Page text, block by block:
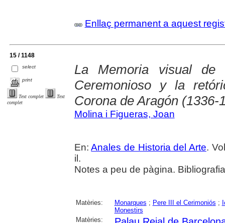
Enllaç permanent a aquest
15 / 1148
select
print
Text complet
Text
complet
La Memoria visual
Ceremonioso y la
Corona de Aragón (1336-
Molina i Figueras, Joan
En:Anales de Historia del Arte.
il.
Notes a peu de pàgina.
Matèries: Monarques ; Pere III el Cerimoniós ;
Monestirs
Matèries: